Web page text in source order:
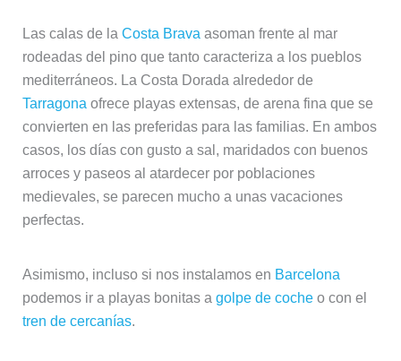
convierten en las preferidas para las familias. En ambos
casos, los días con gusto a sal, maridados con buenos
arroces y paseos al atardecer por poblaciones
medievales, se parecen mucho a unas vacaciones
perfectas.
Asimismo, incluso si nos instalamos en
podemos ir a playas bonitas a
tren de cercanías